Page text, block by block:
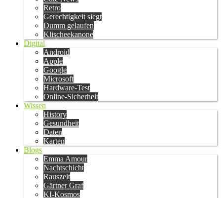
Retro
Gerechtigkeit siegt
Dumm gelaufen
Klischeekanone
Digital
Android
Apple
Google
Microsoft
Hardware-Test
Online-Sicherheit
Wissen
History
Gesundheit
Daten
Karten
Blogs
Emma Amour
Nachtschicht
Rauszeit
Gärtner Graf
KI-Kosmos